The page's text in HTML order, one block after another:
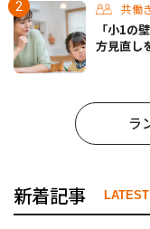
共働
「小1の
方見直し
ラ
新着記事